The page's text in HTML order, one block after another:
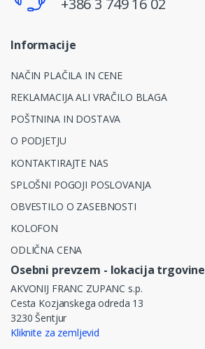
Informacije
NAČIN PLAČILA IN CENE
REKLAMACIJA ALI VRAČILO BLAGA
POŠTNINA IN DOSTAVA
O PODJETJU
KONTAKTIRAJTE NAS
SPLOŠNI POGOJI POSLOVANJA
OBVESTILO O ZASEBNOSTI
KOLOFON
ODLIČNA CENA
Osebni prevzem - lokacija trgovine
AKVONIJ FRANC ZUPANC s.p.
Cesta Kozjanskega odreda 13
3230 Šentjur
Kliknite za zemljevid